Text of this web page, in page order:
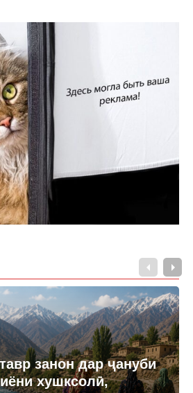
занон дар ҷануби
хушксолӣ,